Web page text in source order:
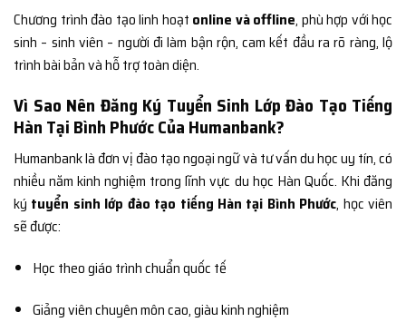
Chương trình đào tạo linh hoạt online và offline, phù hợp với học
sinh – sinh viên – người đi làm bận rộn, cam kết đầu ra rõ ràng, lộ
trình bài bản và hỗ trợ toàn diện.
Vì Sao Nên Đăng Ký Tuyển Sinh Lớp Đào Tạo Tiếng
Hàn Tại Bình Phước Của Humanbank?
Humanbank là đơn vị đào tạo ngoại ngữ và tư vấn du học uy tín, có
nhiều năm kinh nghiệm trong lĩnh vực du học Hàn Quốc. Khi đăng
ký tuyển sinh lớp đào tạo tiếng Hàn tại Bình Phước, học viên
sẽ được:
Học theo giáo trình chuẩn quốc tế
Giảng viên chuyên môn cao, giàu kinh nghiệm